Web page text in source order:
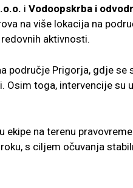
i Vodoopskrba i
na više lokacija na
aktivnosti.
područje Prigorja, gdje se
Osim toga, intervencije su
ekipe na terenu
s ciljem očuvanja